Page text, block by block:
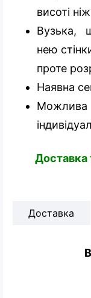
висоті
Вузька,
нею
проте
Наявна
Доставка
Доставка